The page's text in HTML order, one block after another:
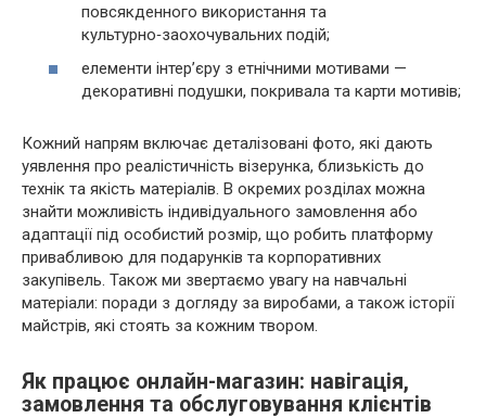
повсякденного використання та
культурно‑заохочувальних подій;
елементи інтер’єру з етнічними мотивами —
декоративні подушки, покривала та карти мотивів;
Кожний напрям включає деталізовані фото, які дають
уявлення про реалістичність візерунка, близькість до
технік та якість матеріалів. В окремих розділах можна
знайти можливість індивідуального замовлення або
адаптації під особистий розмір, що робить платформу
привабливою для подарунків та корпоративних
закупівель. Також ми звертаємо увагу на навчальні
матеріали: поради з догляду за виробами, а також історії
майстрів, які стоять за кожним твором.
Як працює онлайн-магазин: навігація,
замовлення та обслуговування клієнтів